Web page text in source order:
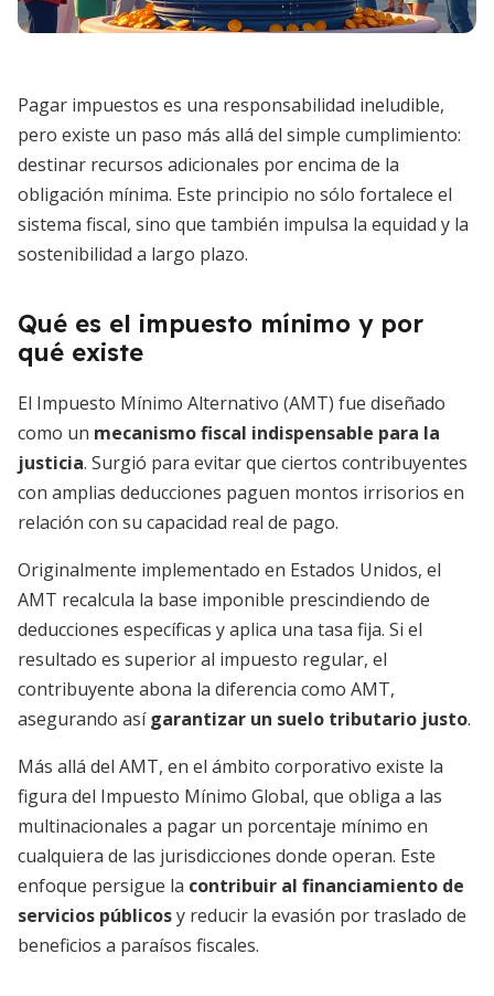
Pagar impuestos es una responsabilidad ineludible,
pero existe un paso más allá del simple cumplimiento:
destinar recursos adicionales por encima de la
obligación mínima. Este principio no sólo fortalece el
sistema fiscal, sino que también impulsa la equidad y la
sostenibilidad a largo plazo.
Qué es el impuesto mínimo y por
qué existe
El Impuesto Mínimo Alternativo (AMT) fue diseñado
como un mecanismo fiscal indispensable para la
justicia. Surgió para evitar que ciertos contribuyentes
con amplias deducciones paguen montos irrisorios en
relación con su capacidad real de pago.
Originalmente implementado en Estados Unidos, el
AMT recalcula la base imponible prescindiendo de
deducciones específicas y aplica una tasa fija. Si el
resultado es superior al impuesto regular, el
contribuyente abona la diferencia como AMT,
asegurando asígarantizar un suelo tributario justo.
Más allá del AMT, en el ámbito corporativo existe la
figura del Impuesto Mínimo Global, que obliga a las
multinacionales a pagar un porcentaje mínimo en
cualquiera de las jurisdicciones donde operan. Este
enfoque persigue la contribuir al financiamiento de
servicios públicosy reducir la evasión por traslado de
beneficios a paraísos fiscales.